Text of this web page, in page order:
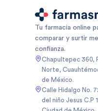
Tu farmacia online
comparar y surtir
confianza.
Chapultepec 360,
Norte,
de México.
Calle Hidalgo No.
del niño Jesus C.P